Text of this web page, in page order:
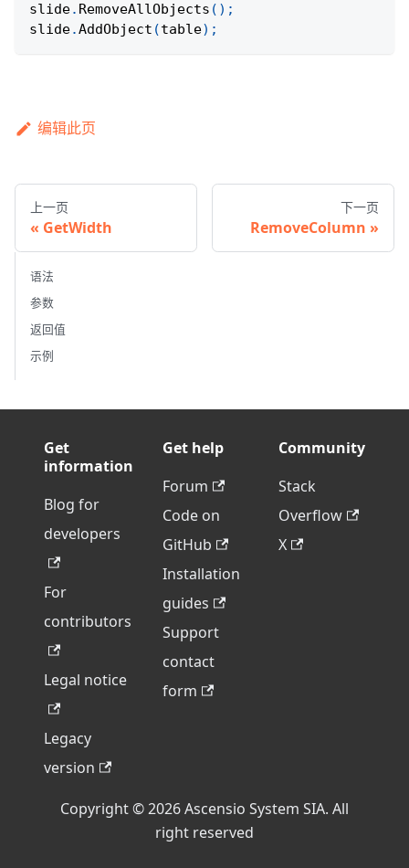
slide. RemoveAllObjects ( ) ;
slide.AddObject (table) ;
编辑此页
上一页
GetWidth
下一页
RemoveColumn
语法
参数
返回值
示例
Get
information
Blog for
developers
For
contributors
Legal notice
Legacy
version
Get help
Forum
Code on
GitHub
Installation
guides
Support
contact
form
Community
Stack
Overflow
X
Copyright © 2026 Ascensio System SIA. All
right reserved